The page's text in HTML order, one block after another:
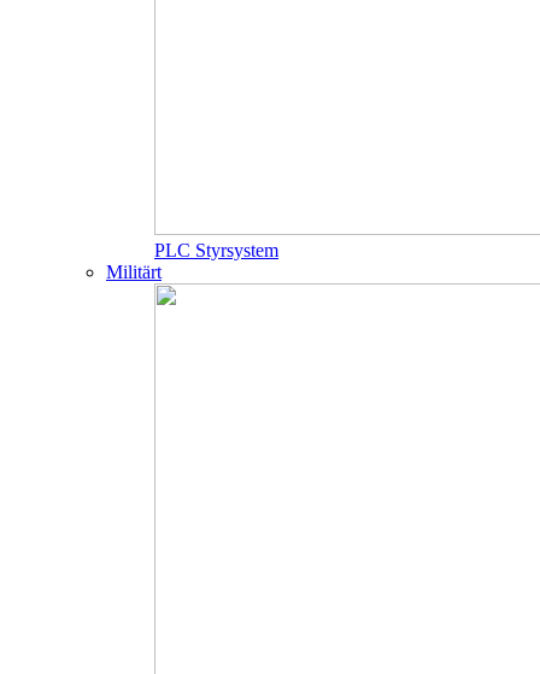
PLC Styrsystem
Militärt